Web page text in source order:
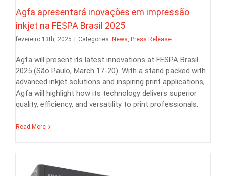
Agfa apresentará inovações em impressão
inkjet na FESPA Brasil 2025
fevereiro 13th, 2025 | Categories: News Press Release
Agfa will present its latest innovations at FESPA Brasil
2025 (São Paulo, March 17-20). With a stand packed with
advanced inkjet solutions and inspiring print applications,
Agfa will highlight how its technology delivers superior
quality, efficiency, and versatility to print professionals.
Read More